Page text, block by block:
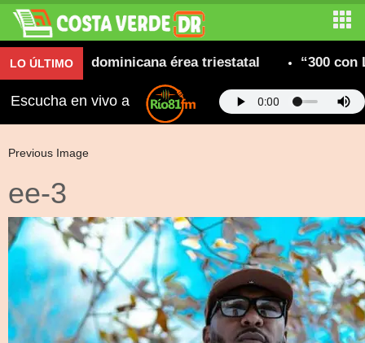
LO ÚLTIMO
comunidad dominicana érea triestatal “300 con
Escucha en vivo a
Previous Image
ee-3